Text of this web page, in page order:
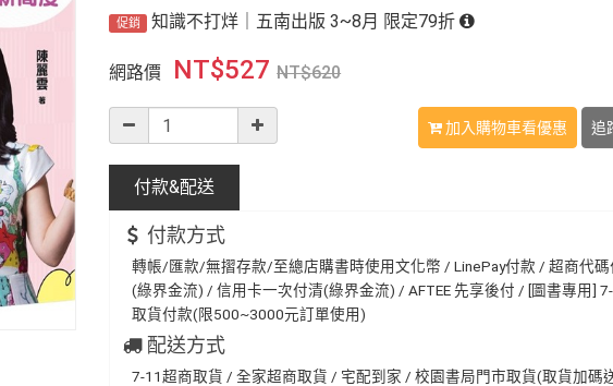
促銷 知識不打烊｜五南出版 3~8月 限定79折
網路價 NT$527 NT$620
加入購物車看優惠 追
付款&配送
付款方式
轉帳/匯款/無摺存款/至總店購書時使用文化幣 / LinePay付款 / 超商代碼
(綠界金流) / 信用卡一次付清(綠界金流) / AFTEE 先享後付 / [圖書專用]
取貨付款(限500~3000元訂單使用)
配送方式
7-11超商取貨 / 全家超商取貨 / 宅配到家 / 校園書局門市取貨(取貨加碼